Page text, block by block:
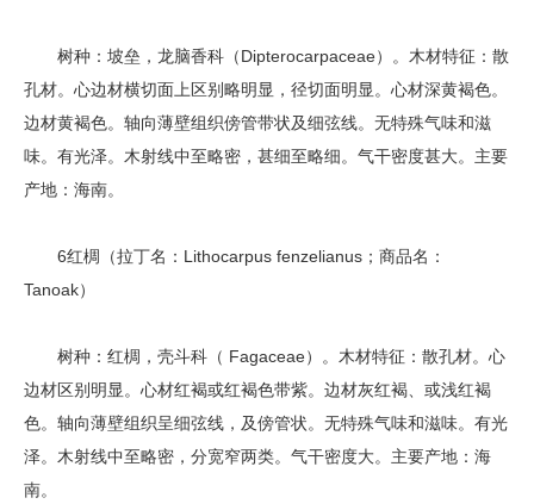
树种：坡垒，龙脑香科（Dipterocarpaceae）。木材特征：散
孔材。心边材横切面上区别略明显，径切面明显。心材深黄褐色。
边材黄褐色。轴向薄壁组织傍管带状及细弦线。无特殊气味和滋
味。有光泽。木射线中至略密，甚细至略细。气干密度甚大。主要
产地：海南。
6红椆（拉丁名：Lithocarpus fenzelianus；商品名：
Tanoak）
树种：红椆，壳斗科（ Fagaceae）。木材特征：散孔材。心
边材区别明显。心材红褐或红褐色带紫。边材灰红褐、或浅红褐
色。轴向薄壁组织呈细弦线，及傍管状。无特殊气味和滋味。有光
泽。木射线中至略密，分宽窄两类。气干密度大。主要产地：海
南。